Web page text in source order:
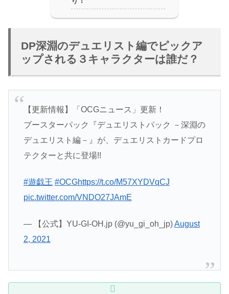
DP深淵のデュエリスト編でピックア
ップされる３キャラクターは誰だ？
【更新情報】「OCGニュース」更新！
ブースターパック『デュエリストパック －深淵の
デュエリスト編－』が、デュエリストカードプロ
テクターと共に登場!!
#遊戯王 #OCGhttps://t.co/M57XYDVqCJ
pic.twitter.com/VNDO27JAmE
— 【公式】YU-GI-OH.jp (@yu_gi_oh_jp)August
2, 2021